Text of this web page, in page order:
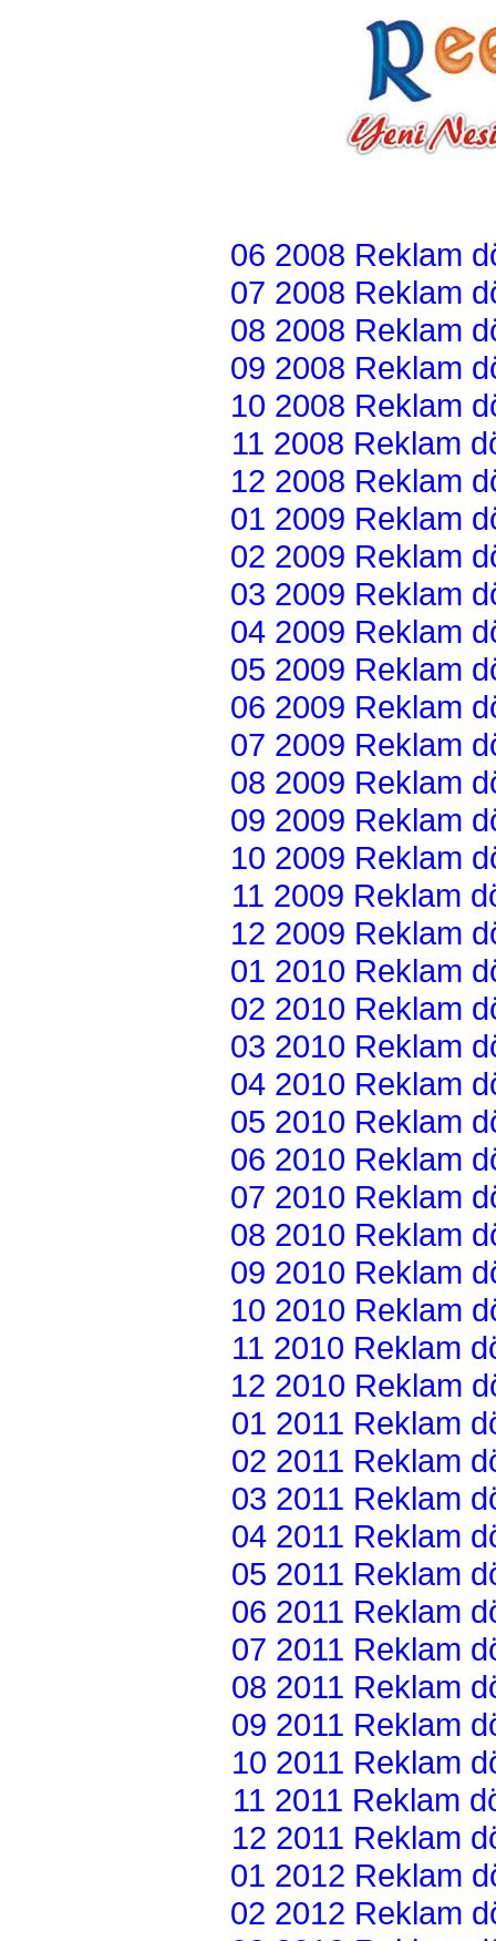
06 2008 Reklam
07 2008 Reklam
08 2008 Reklam
09 2008 Reklam
10 2008 Reklam
11 2008 Reklam
12 2008 Reklam
01 2009 Reklam
02 2009 Reklam
03 2009 Reklam
04 2009 Reklam
05 2009 Reklam
06 2009 Reklam
07 2009 Reklam
08 2009 Reklam
09 2009 Reklam
10 2009 Reklam
11 2009 Reklam
12 2009 Reklam
01 2010 Reklam
02 2010 Reklam
03 2010 Reklam
04 2010 Reklam
05 2010 Reklam
06 2010 Reklam
07 2010 Reklam
08 2010 Reklam
09 2010 Reklam
10 2010 Reklam
11 2010 Reklam
12 2010 Reklam
01 2011 Reklam
02 2011 Reklam
03 2011 Reklam
04 2011 Reklam
05 2011 Reklam
06 2011 Reklam
07 2011 Reklam
08 2011 Reklam
09 2011 Reklam
10 2011 Reklam
11 2011 Reklam
12 2011 Reklam
01 2012 Reklam
02 2012 Reklam